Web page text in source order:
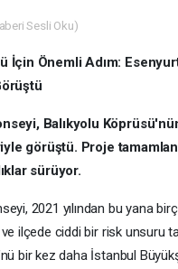
Sesli Oku)
İçin Önemli Adım:
Balıkyolu
görüştü. Proje
sürüyor.
2021 yılından bu yana
ilçede ciddi bir risk unsuru
bir kez daha İstanbul